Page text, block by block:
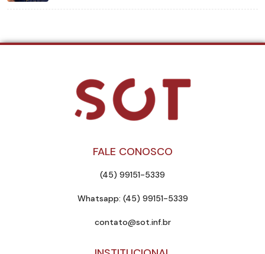
FALE CONOSCO
(45) 99151-5339
Whatsapp: (45) 99151-5339
contato@sot.inf.br